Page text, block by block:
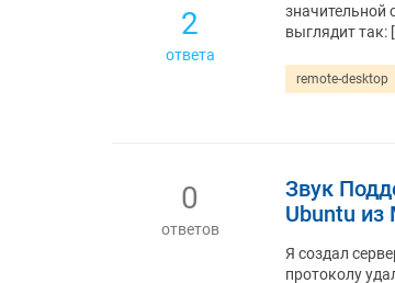
2
ответа
значительной
выглядит так:
remote-desktop
0
ответов
Звук
Ubuntu из
Я создал
протоколу